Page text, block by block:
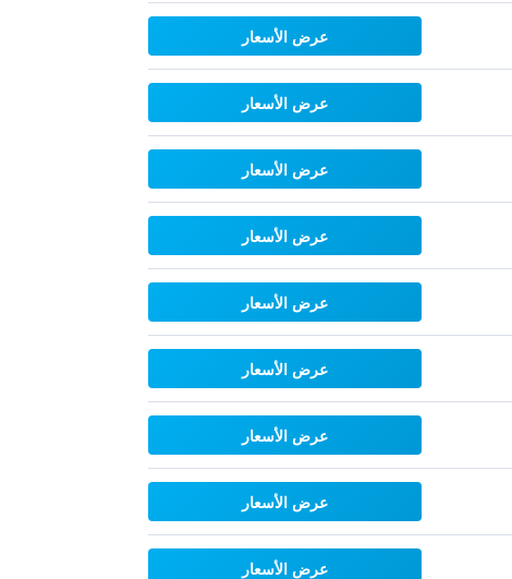
عرض الأسعار
عرض الأسعار
عرض الأسعار
عرض الأسعار
عرض الأسعار
عرض الأسعار
عرض الأسعار
عرض الأسعار
عرض الأسعار